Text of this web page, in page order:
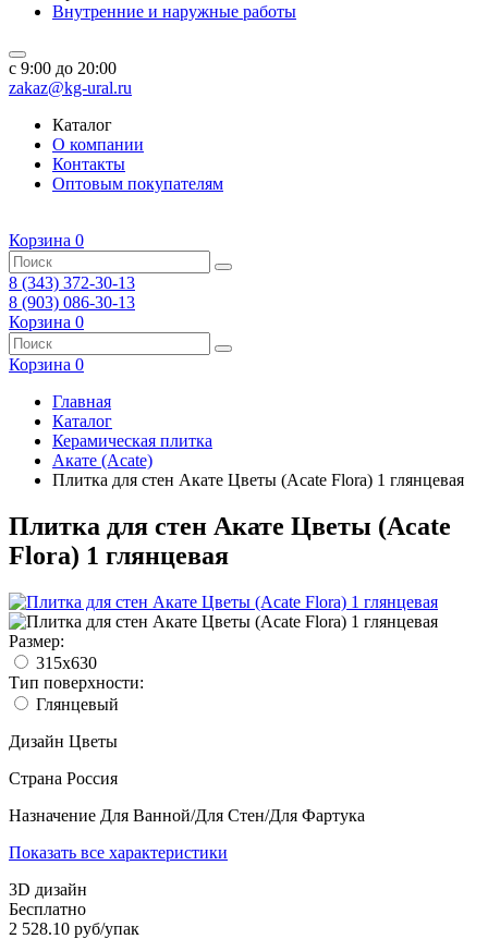
Внутренние и наружные работы
c 9:00 до 20:00
zakaz@kg-ural.ru
Каталог
О компании
Контакты
Оптовым покупателям
Корзина 0
8 (343) 372-30-13
8 (903) 086-30-13
Корзина 0
Корзина 0
Главная
Каталог
Керамическая плитка
Акате (Acate)
Плитка для стен Акате Цветы (Acate Flora) 1 глянцевая
Плитка для стен Акате Цветы (Acate
Flora) 1 глянцевая
Размер:
315x630
Тип поверхности:
Глянцевый
Дизайн Цветы
Страна Россия
Назначение Для Ванной/Для Стен/Для Фартука
Показать все характеристики
3D дизайн
Бесплатно
2 528.10 руб/упак